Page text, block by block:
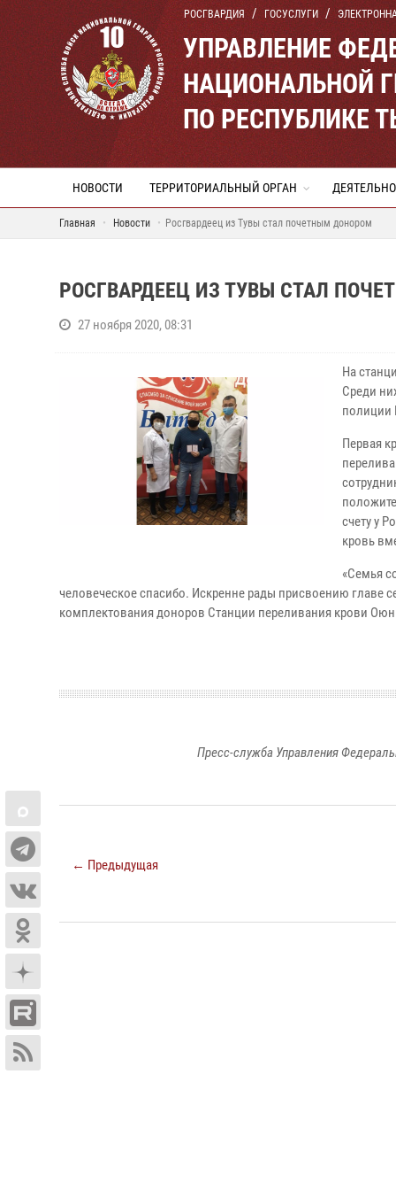
РОСГВАРДИЯ ГОСУСЛУГИ
УПРАВЛЕНИЕ
НАЦИОНАЛЬНОЙ
ПО РЕСПУБЛИКЕ
НОВОСТИ ТЕРРИТОРИАЛЬНЫЙ ОРГАН
Главная Новости Росгвардеец из Тувы стал почетным донором
РОСГВАРДЕЕЦ ИЗ ТУВЫ СТАЛ
27 ноября 2020, 08:31
На
Среди
полиции
Первая
счету у
кровь
«Семья
человеческое спасибо. Искренне рады присвоению главе
комплектования доноров Станции переливания крови
Пресс-служба Управления
← Предыдущая